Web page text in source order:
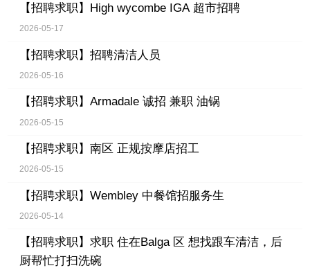
【招聘求职】 High wycombe IGA 超市招聘
2026-05-17
【招聘求职】 招聘清洁人员
2026-05-16
【招聘求职】 Armadale 诚招 兼职 油锅
2026-05-15
【招聘求职】 南区 正规按摩店招工
2026-05-15
【招聘求职】 Wembley 中餐馆招服务生
2026-05-14
【招聘求职】 求职 住在Balga 区 想找跟车清洁，后
厨帮忙打扫洗碗